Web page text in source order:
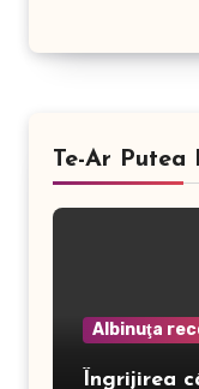
Te-Ar Putea
Albinuţa
Îngrijirea